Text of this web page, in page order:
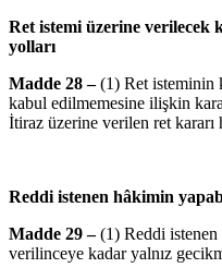
Ret istemi üzerine
yolları
Madde 28 –(1) Ret isteminin
kabul edilmemesine ilişkin
İtiraz üzerine verilen ret
Reddi istenen hâkimin
Madde 29 –(1) Reddi istenen
verilinceye kadar yalnız